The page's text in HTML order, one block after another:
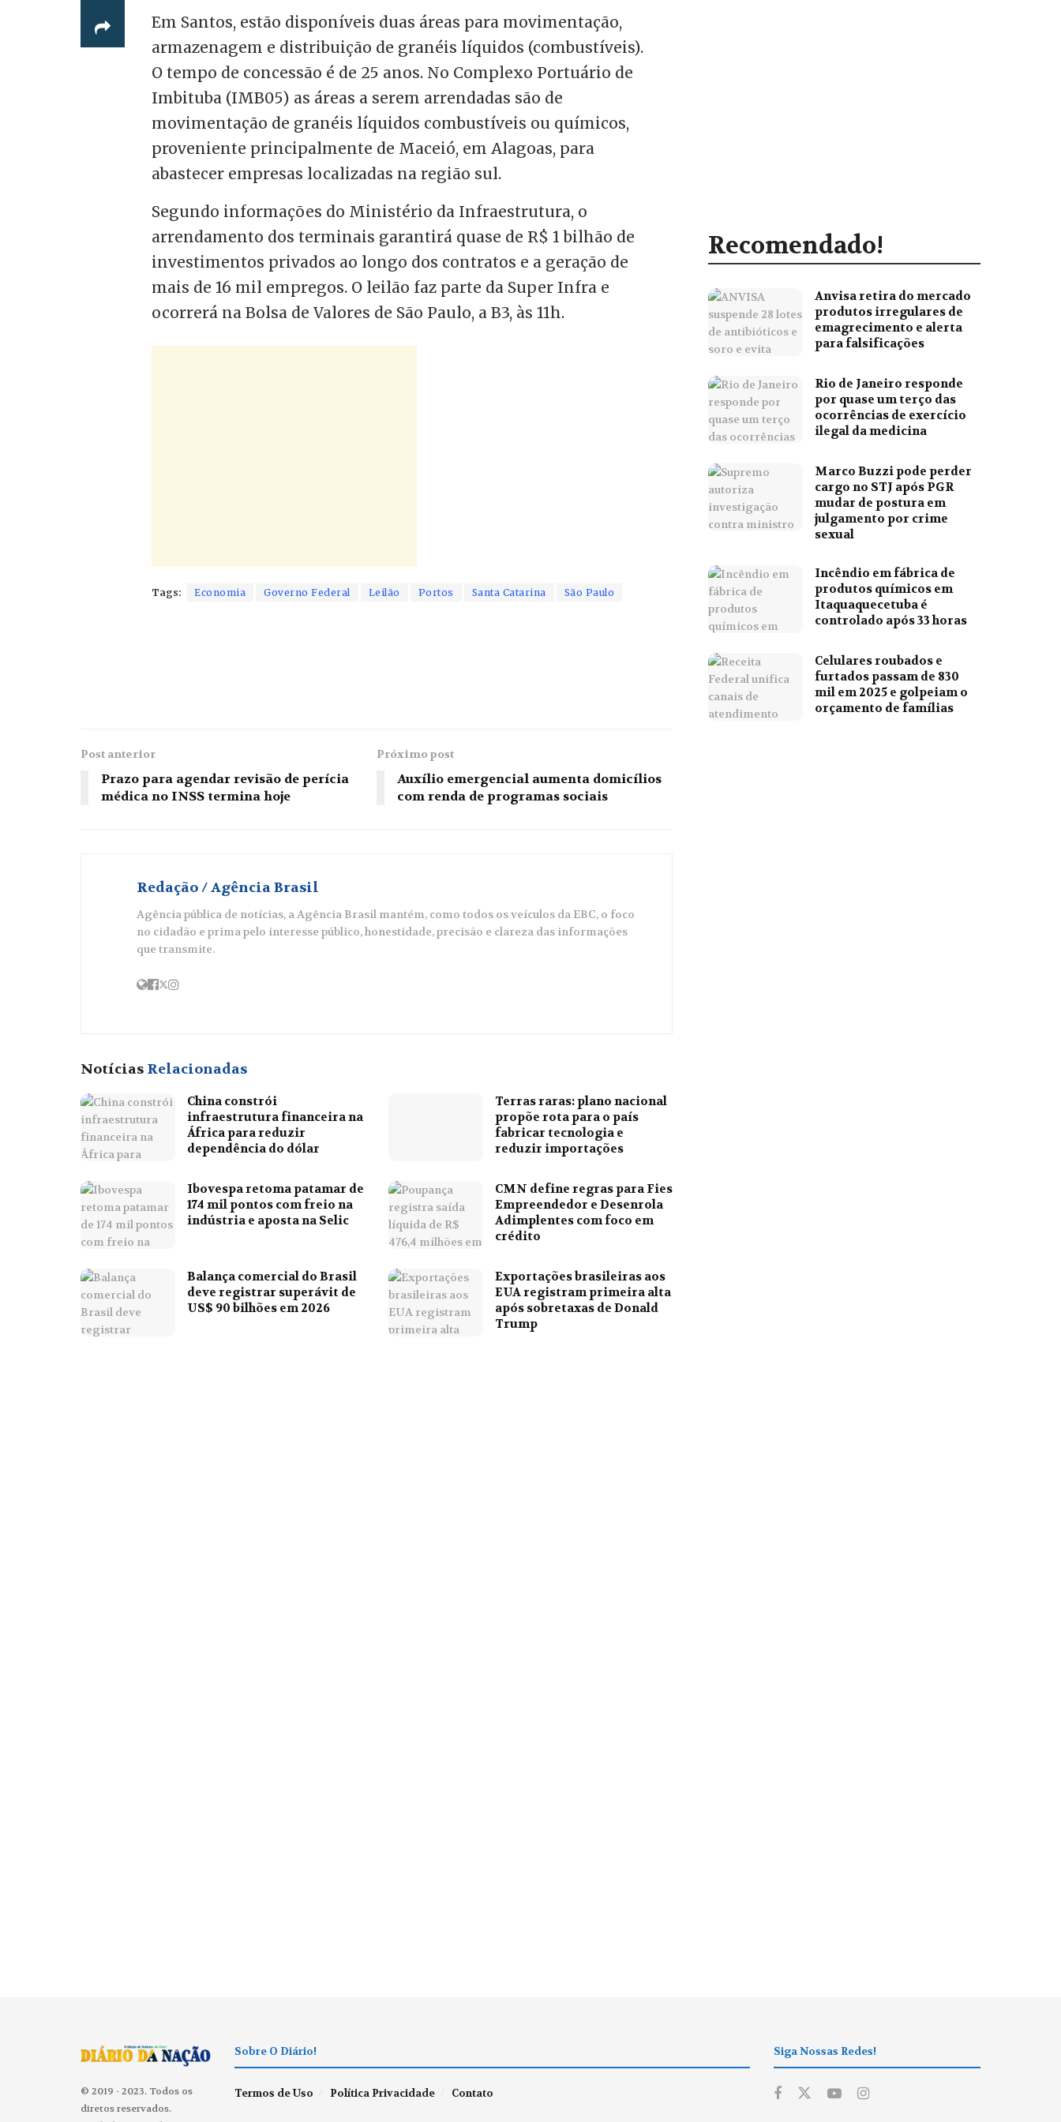
Em Santos, estão disponíveis duas áreas para movimentação,
armazenagem e distribuição de granéis líquidos (combustíveis).
O tempo de concessão é de 25 anos. No Complexo Portuário de
Imbituba (IMB05) as áreas a serem arrendadas são de
movimentação de granéis líquidos combustíveis ou químicos,
proveniente principalmente de Maceió, em Alagoas, para
abastecer empresas localizadas na região sul.
Segundo informações do Ministério da Infraestrutura, o
arrendamento dos terminais garantirá quase de R$ 1 bilhão de
investimentos privados ao longo dos contratos e a geração de
mais de 16 mil empregos. O leilão faz parte da Super Infra e
ocorrerá na Bolsa de Valores de São Paulo, a B3, às 11h.
Tags: Economia Governo Federal Leilão Portos Santa Catarina São Paulo
Post anterior
Prazo para agendar revisão de perícia
médica no INSS termina hoje
Próximo post
Auxílio emergencial aumenta domicílios
com renda de programas sociais
Redação / Agência Brasil
Agência pública de notícias, a Agência Brasil mantém, como todos os veículos da EBC, o foco
no cidadão e prima pelo interesse público, honestidade, precisão e clareza das informações
que transmite.
Notícias Relacionadas
China constrói
infraestrutura financeira na
África para reduzir
dependência do dólar
Terras raras: plano nacional
propõe rota para o país
fabricar tecnologia e
reduzir importações
Ibovespa retoma patamar de
174 mil pontos com freio na
indústria e aposta na Selic
CMN define regras para Fies
Empreendedor e Desenrola
Adimplentes com foco em
crédito
Balança comercial do Brasil
deve registrar superávit de
US$ 90 bilhões em 2026
Exportações brasileiras aos
EUA registram primeira alta
após sobretaxas de Donald
Trump
Recomendado!
Anvisa retira do mercado
produtos irregulares de
emagrecimento e alerta
para falsificações
Rio de Janeiro responde
por quase um terço das
ocorrências de exercício
ilegal da medicina
Marco Buzzi pode perder
cargo no STJ após PGR
mudar de postura em
julgamento por crime
sexual
Incêndio em fábrica de
produtos químicos em
Itaquaquecetuba é
controlado após 33 horas
Celulares roubados e
furtados passam de 830
mil em 2025 e golpeiam o
orçamento de famílias
© 2019 - 2023. Todos os
diretos reservados.
Sobre O Diário!
Termos de Uso Política Privacidade Contato
Siga Nossas Redes!